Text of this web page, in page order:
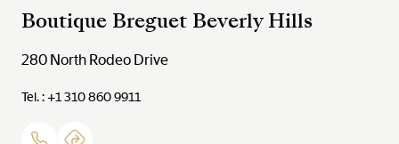
Boutique Breguet Beverly Hills
280 North Rodeo Drive
Tel. : +1 310 860 9911